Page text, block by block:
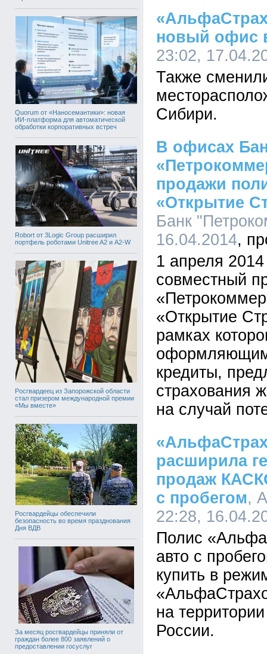
Quorum от «Наносемантики»: новая
ИИ-платформа для автоматической
обработки корпоративных встреч
Robort от 3Logic Group расширил
портфель роботами Unitree A2 и A2-W
Росгвардеец из Запорожской области
стал призером международной премии
«Мы вместе»
Росгвардейцы обеспечили
безопасность во время празднования
Дня ВДВ
За месяц росгвардейцы приняли от
граждан более 800 заявлений о
предоставлении госуслуг
новый офис
23:02,
Также
Сибири.
В офисах
продажи
«Открытие
Банк
16.04.2014
1 апреля 2014
совместный
«Открытие
рамках
оформляющим
кредиты,
страхования
на случай
расширила
продаж
с пробегом,
22:28,
Полис
авто с
купить в
на
России.